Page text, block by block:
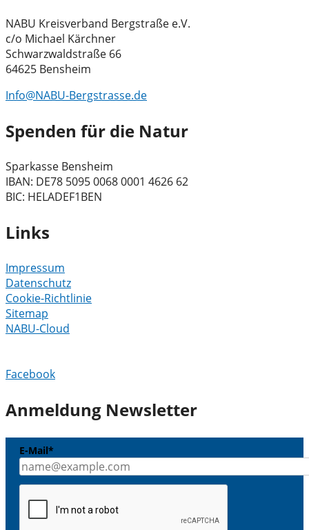
NABU Kreisverband Bergstraße e.V.
c/o Michael Kärchner
Schwarzwaldstraße 66
64625 Bensheim
Info@NABU-Bergstrasse.de
Spenden für die Natur
Sparkasse Bensheim
IBAN: DE78 5095 0068 0001 4626 62
BIC: HELADEF1BEN
Links
Impressum
Datenschutz
Cookie-Richtlinie
Sitemap
NABU-Cloud
Facebook
Anmeldung Newsletter
E-Mail*